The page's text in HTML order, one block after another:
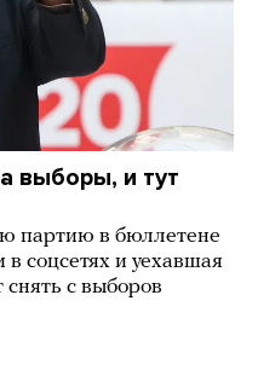
выборы, и тут
партию в бюллетене
соцсетях и уехавшая
с выборов